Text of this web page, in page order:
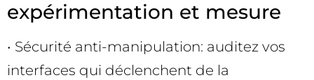
expérimentation et mesure
• Sécurité anti-manipulation: auditez vos
interfaces qui déclenchent de la